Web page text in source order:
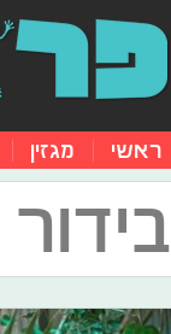
ראשי מגזין
בידור